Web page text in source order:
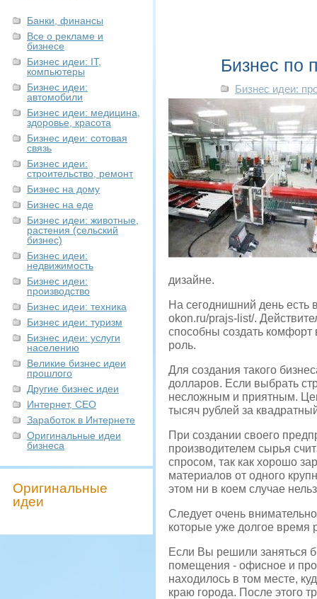
Банки, финансы
Все о рекламе и
бизнесе
Бизнес идеи: IT,
компьютеры
Бизнес идеи:
автомобили
Бизнес идеи: медицина,
здоровье, красота
Бизнес идеи: сотовая
связь
Бизнес идеи:
строительство, ремонт
Бизнес на дому
Бизнес на еде
Бизнес идеи: животные,
растения (сельский
бизнес)
Бизнес идеи:
недвижимость
Бизнес идеи:
производство
Бизнес идеи: техника
Бизнес идеи: туризм
Бизнес идеи: услуги
населению
Великие бизнес идеи
прошлого
Другие бизнес идеи
Интернет, СЕО
Заработок в Интернете
Оригинальные идеи
бизнеса
Оригинальные
идеи
Бизнес по
Бизнес идеи:
дизайне.
На сегоднишний день есть
okon.ru/prajs-list/.
способны создать
роль.
Для создания такого
долларов. Если выбрать
несложным и приятным.
тысяч рублей за
При создании своего
производителем сырья
спросом, так как хорошо
материалов от одного
этом ни в коем случае
Следует очень
которые уже долгое время
Если Вы решили заняться
помещения - офисное и
находилось в том месте,
краю города. После этого